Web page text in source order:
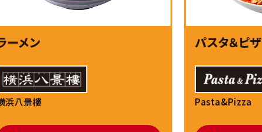
ーメン
浜八景樓
パスタ＆ピザ
Pasta&Pizza